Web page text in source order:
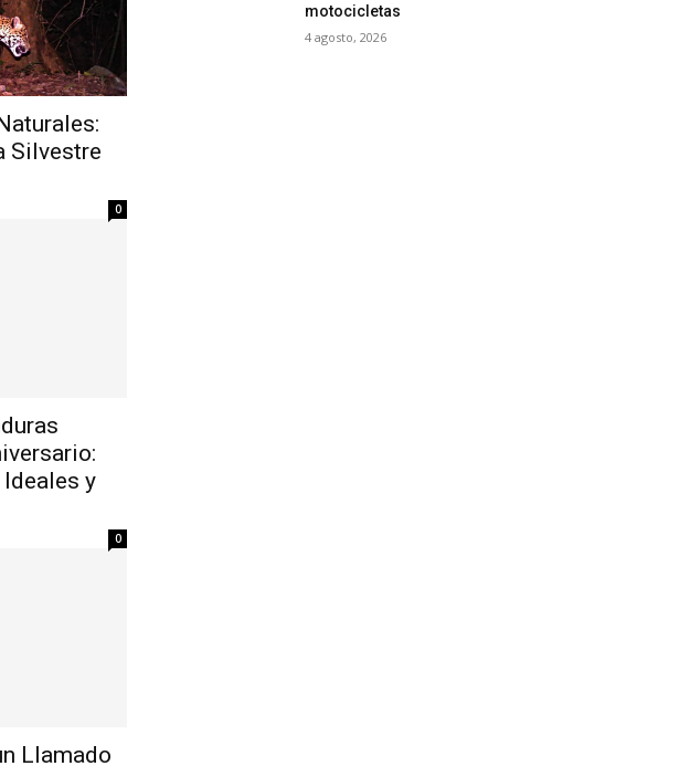
Silvestre
0
y
0
Llamado
motocicletas
4 agosto, 2026